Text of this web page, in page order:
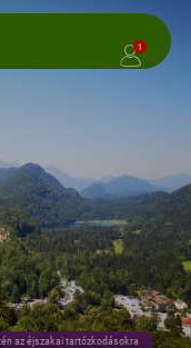
1
az éjszakai tartózkodásokra